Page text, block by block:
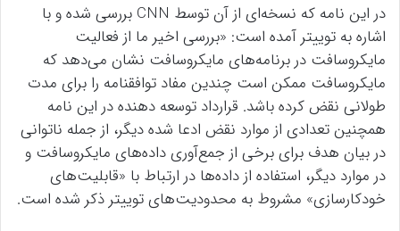
در این نامه که نسخه‌ای از آن توسط CNN بررسی شده و با
اشاره به توییتر آمده است: «بررسی اخیر ما از فعالیت
مایکروسافت در برنامه‌های مایکروسافت نشان می‌دهد که
مایکروسافت ممکن است چندین مفاد توافقنامه را برای مدت
طولانی نقض کرده باشد. قرارداد توسعه دهنده در این نامه
همچنین تعدادی از موارد نقض ادعا شده دیگر، از جمله ناتوانی
در بیان هدف برای برخی از جمع‌آوری داده‌های مایکروسافت و
در موارد دیگر، استفاده از داده‌ها در ارتباط با «قابلیت‌های
خودکارسازی» مشروط به محدودیت‌های توییتر ذکر شده است.